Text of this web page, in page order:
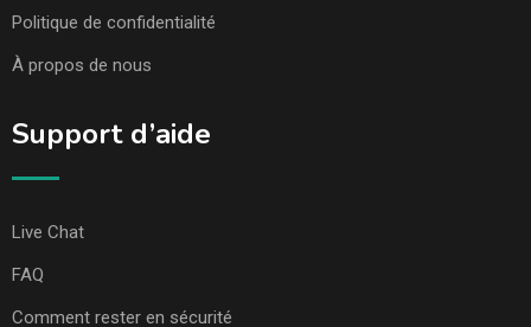
Politique de confidentialité
À propos de nous
Support d’aide
Live Chat
FAQ
Comment rester en sécurité